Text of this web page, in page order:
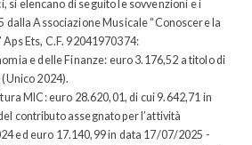
si elencano di seguito le sovvenzioni e i
dalla Associazione Musicale “Conoscere la
Ets, C.F. 92041970374:
e delle Finanze: euro 3.176,52 a titolo di
2024).
MIC: euro 28.620,01, di cui 9.642,71 in
contributo assegnato per l’attività
ed euro 17.140,99 in data 17/07/2025 -